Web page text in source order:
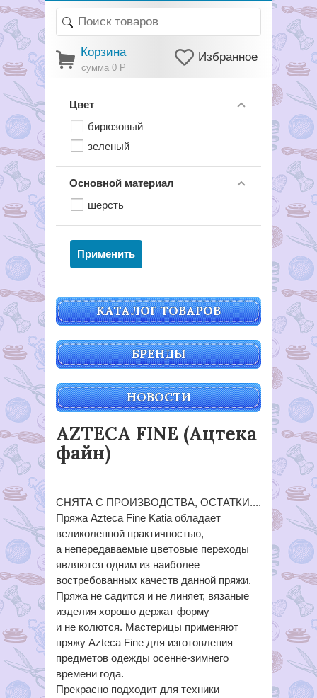
Корзина
сумма 0Р
Избранное
Цвет
бирюзовый
зеленый
Основной материал
шерсть
КАТАЛОГ ТОВАРОВ
БРЕНДЫ
НОВОСТИ
AZTECA FINE (Ацтека
файн)
СНЯТА С ПРОИЗВОДСТВА, ОСТАТКИ....
Пряжа Azteca Fine Katia обладает
великолепной практичностью,
а непередаваемые цветовые переходы
являются одним из наиболее
востребованных качеств данной пряжи.
Пряжа не садится и не линяет, вязаные
изделия хорошо держат форму
и не колются. Мастерицы применяют
пряжу Azteca Fine для изготовления
предметов одежды осенне-зимнего
времени года.
Прекрасно подходит для техники